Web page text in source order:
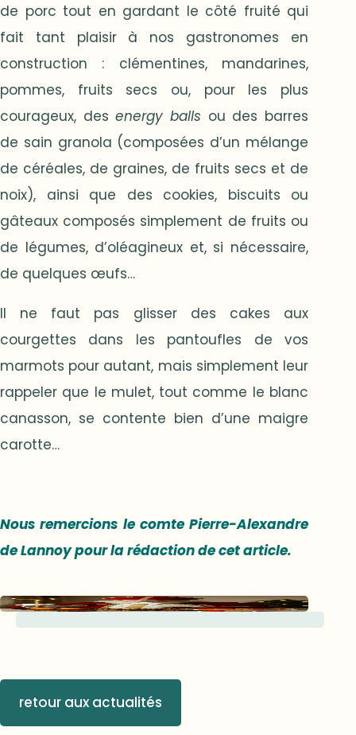
de porc tout en gardant le côté fruité qui
fait tant plaisir à nos gastronomes en
construction : clémentines, mandarines,
pommes, fruits secs ou, pour les plus
courageux, desenergy balls ou des barres
de sain granola (composées d’un mélange
de céréales, de graines, de fruits secs et de
noix), ainsi que des cookies, biscuits ou
gâteaux composés simplement de fruits ou
de légumes, d’oléagineux et, si nécessaire,
de quelques œufs…
Il ne faut pas glisser des cakes aux
courgettes dans les pantoufles de vos
marmots pour autant, mais simplement leur
rappeler que le mulet, tout comme le blanc
canasson, se contente bien d’une maigre
carotte…
Nous remercions le comte Pierre-Alexandre
de Lannoy pour la rédaction de cet article.
retour aux actualités